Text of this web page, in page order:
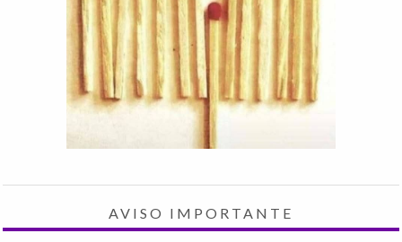
AVISO IMPORTANTE